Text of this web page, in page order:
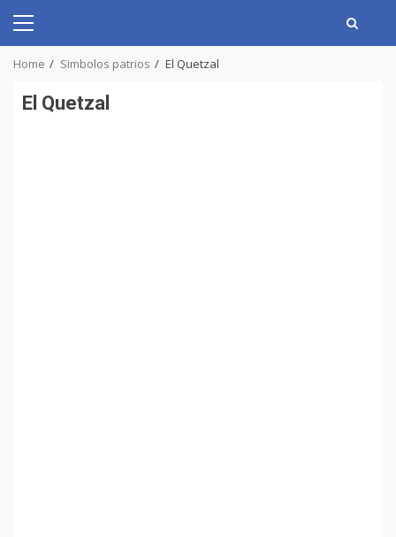
Primary
Home Simbolos patrios El Quetzal
El Quetzal